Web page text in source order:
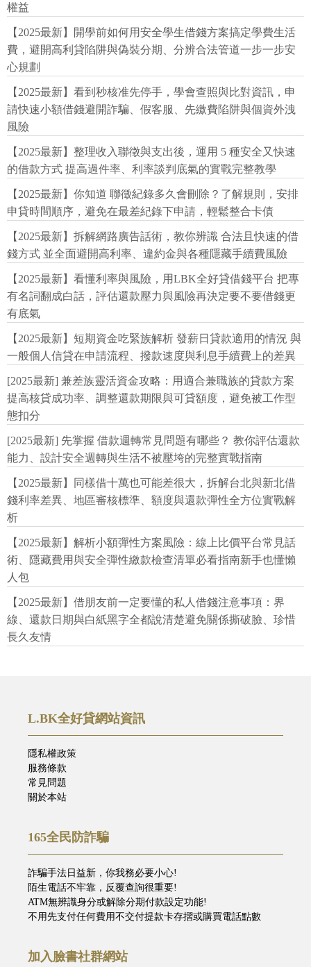
權益
【2025最新】開學前如何用安全學生借錢方案搞定學費生活
費，避開高利貸陷阱與偽裝分期、分辨合法管道一步一步安
心規劃
【2025最新】看到秒核准先停手，學會查照與比對資訊，申
請快速小額借錢避開詐騙、假客服、先繳費陷阱與個資外洩
風險
【2025最新】整理收入聯徵與支出後，運用 5 種安全又快速
的借款方式 提高過件率、利率談判底氣的實戰完整教學
【2025最新】你知道 聯徵紀錄多久會刪除？了解規則，安排
申貸時間順序，避免在最差紀錄下申請，輕鬆整合卡債
【2025最新】拆解網路廣告話術，教你辨識 合法且快速的借
錢方式 並全面避開高利率、違約金與各種隱藏手續費風險
【2025最新】看懂利率與風險，用LBK全好貸借錢平台 把專
有名詞翻成白話，評估還款壓力與風險再決定要不要借錢更
有底氣
【2025最新】短期資金吃緊族解析 發薪日貸款適用的情況 與
一般個人信貸在申請流程、撥款速度與利息手續費上的差異
[2025最新] 兼差族靈活資金攻略：用適合兼職族的貸款方案
提高核貸成功率、調整還款期限與可貸額度，避免被工作型
態扣分
[2025最新] 先掌握 借款週轉常見問題有哪些？ 教你評估還款
能力、設計安全週轉與生活不被壓垮的完整實戰指南
【2025最新】同樣借十萬也可能差很大，拆解台北與新北借
錢利率差異、地區審核標準、額度與還款彈性全方位實戰解
析
【2025最新】解析小額彈性方案風險：線上比價平台常見話
術、隱藏費用與安全彈性繳款檢查清單必看指南新手也懂懶
人包
【2025最新】借朋友前一定要懂的私人借錢注意事項：界
線、還款日期與白紙黑字全都說清楚避免關係撕破臉、珍惜
長久友情
L.BK全好貸網站資訊
隱私權政策
服務條款
常見問題
關於本站
165全民防詐騙
詐騙手法日益新，你我務必要小心!
陌生電話不牢靠，反覆查詢很重要!
ATM無辨識身分或解除分期付款設定功能!
不用先支付任何費用不交付提款卡存摺或購買電話點數
加入臉書社群網站